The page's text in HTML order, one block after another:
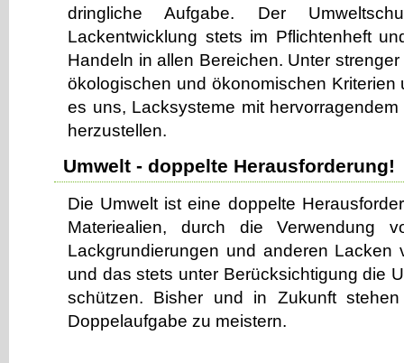
dringliche Aufgabe. Der
Lackentwicklung stets im Pflichtenheft
Handeln in allen Bereichen. Unter
ökologischen und ökonomischen Kriterien
es uns, Lacksysteme mit
herzustellen.
Umwelt - doppelte Herausforderung!
Die Umwelt ist eine doppelte
Materiealien, durch die Verwendung
Lackgrundierungen und anderen Lacken
und das stets unter Berücksichtigung die
schützen. Bisher und in Zukunft
Doppelaufgabe zu meistern.